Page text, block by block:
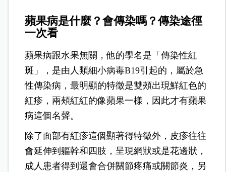
蘋果病是什麼？會傳染嗎？傳染途徑
一次看
蘋果病跟水果無關，他的學名是「傳染性紅
斑」，是由人類細小病毒B19引起的，屬於急
性傳染病，最明顯的特徵是雙頰出現鮮紅色的
紅疹，兩頰紅紅的像蘋果一樣，因此才有蘋果
病這個名聲。
除了面部有紅疹這個顯著得特徵外，皮疹往往
會延伸到軀幹和四肢，呈現網狀或是花邊狀，
成人患者得到還會合併關節疼痛或關節炎，另